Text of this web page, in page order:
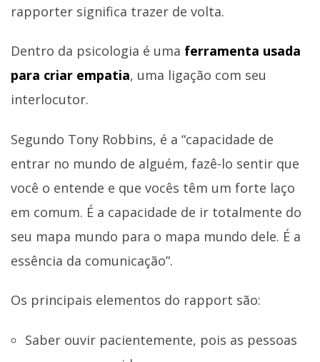
rapporter significa trazer de volta.
Dentro da psicologia é uma ferramenta usada
para criar empatia, uma ligação com seu
interlocutor.
Segundo Tony Robbins, é a “capacidade de
entrar no mundo de alguém, fazê-lo sentir que
você o entende e que vocês têm um forte laço
em comum. É a capacidade de ir totalmente do
seu mapa mundo para o mapa mundo dele. É a
essência da comunicação”.
Os principais elementos do rapport são:
Saber ouvir pacientemente, pois as pessoas